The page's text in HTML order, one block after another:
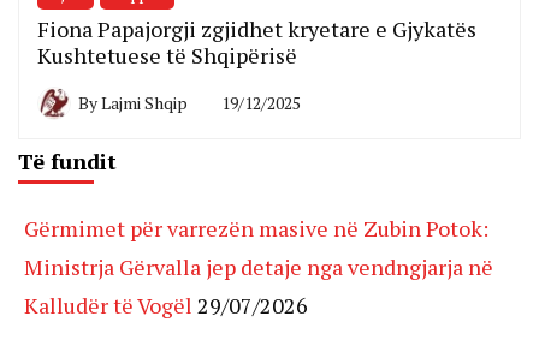
Fiona Papajorgji zgjidhet kryetare e Gjykatës
Kushtetuese të Shqipërisë
ByLajmi Shqip 19/12/2025
Të fundit
Gërmimet për varrezën masive në Zubin Potok:
Ministrja Gërvalla jep detaje nga vendngjarja në
Kalludër të Vogël 29/07/2026